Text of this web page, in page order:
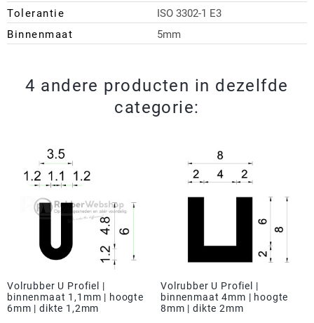
Tolerantie
ISO 3302-1 E3
Binnenmaat
5mm
4 andere producten in dezelfde
categorie:
Volrubber U Profiel |
binnenmaat 1,1mm | hoogte
6mm | dikte 1,2mm
Volrubber U Profiel |
binnenmaat 4mm | hoogte
8mm | dikte 2mm